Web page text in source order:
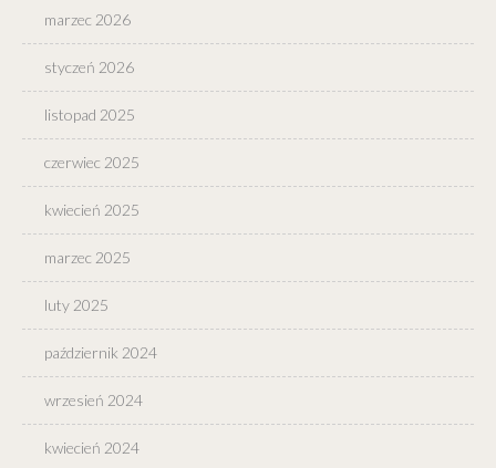
marzec 2026
styczeń 2026
listopad 2025
czerwiec 2025
kwiecień 2025
marzec 2025
luty 2025
październik 2024
wrzesień 2024
kwiecień 2024